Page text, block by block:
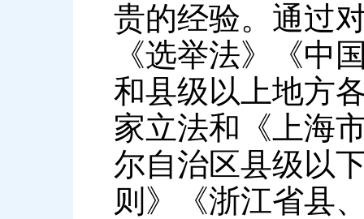
贵的经验。通过
《选举法》《中
和县级以上地方
家立法和《上海
尔自治区县级以
则》《浙江省县